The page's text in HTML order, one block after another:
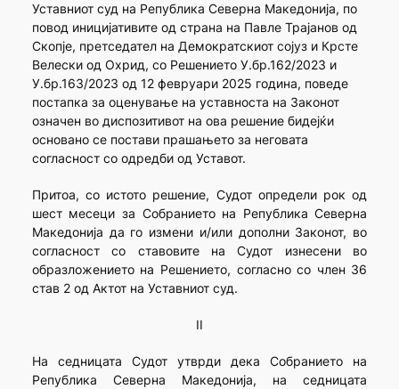
Уставниот суд на Република Северна Македонија, по
повод иницијативите од страна на Павле Трајанов од
Скопје, претседател на Демократскиот сојуз и Крсте
Велески од Охрид, со Решението У.бр.162/2023 и
У.бр.163/2023 од 12 февруари 2025 година, поведе
постапка за оценување на уставноста на Законот
означен во диспозитивот на ова решение бидејќи
основано се постави прашањето за неговата
согласност со одредби од Уставот.
Притоа, со истото решение, Судот определи рок од
шест месеци за Собранието на Република Северна
Македонија да го измени и/или дополни Законот, во
согласност со ставовите на Судот изнесени во
образложението на Решението, согласно со член 36
став 2 од Актот на Уставниот суд.
II
На седницата Судот утврди дека Собранието на
Република Северна Македонија, на седницата